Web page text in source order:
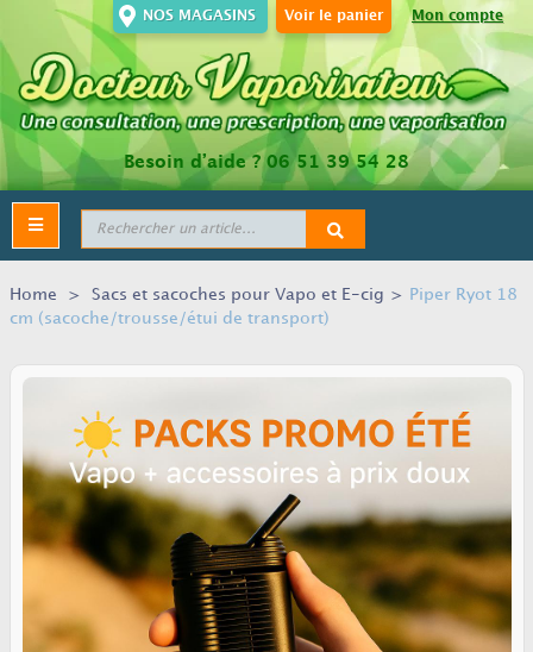
Mon compte
Voir le panier
NOS MAGASINS
Besoin d’aide ?06 51 39 54 28
Toggle
navigation
Home > Sacs et sacoches pour Vapo et E-cig >
Piper Ryot 18
cm (sacoche/trousse/étui de transport)